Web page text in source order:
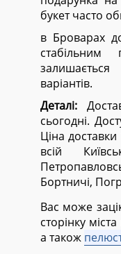
букет часто
в Броварах
варіантів.
Деталі:
сьогодні.
Ціна
всій
Бортничі,
Вас може
сторінку міста
а також